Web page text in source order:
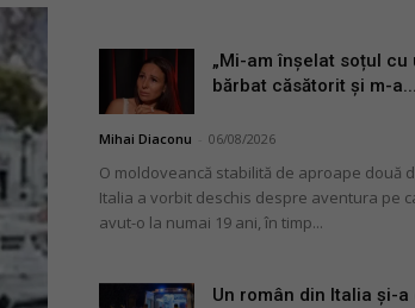
„Mi-am înșelat soțul cu
bărbat căsătorit și m-a...
Mihai Diaconu 06/08/2026
O moldoveancă stabilită de aproape două
Italia a vorbit deschis despre aventura pe
avut-o la numai 19 ani, în timp...
Un român din Italia și-